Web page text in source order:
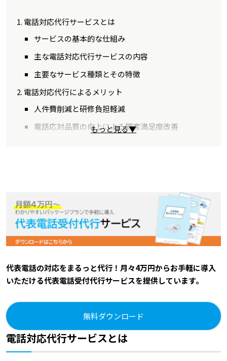
電話対応代行サービスとは
サービスの基本的な仕組み
主な電話対応代行サービスの内容
主要なサービス種類とその特徴
電話対応代行によるメリット
人件費削減と研修負担軽減
電話応対品質の向上による顧客満足度改善
もっと見る▼
代表電話の対応をまるっと代行！月々4万円からお手軽に導入
いただける代表電話受付代行サービスを提供しています。
無料ダウンロード
電話対応代行サービスとは